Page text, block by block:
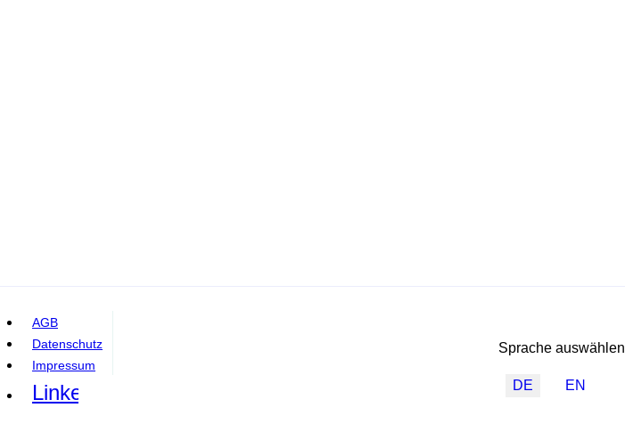
AGB
Datenschutz
Impressum
Linkedin
Sprache auswählen
DE EN